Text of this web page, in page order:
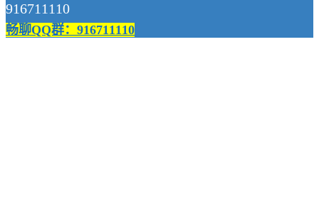
916711110
畅聊QQ群：916711110